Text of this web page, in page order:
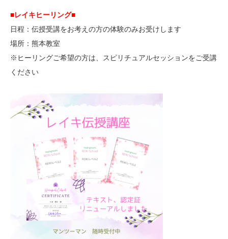
■レイキヒーリング■
日程：伝授受講をお考えの方の体験のみお受けします
場所：熊本教室
※ヒーリングご希望の方は、スピリチュアルセッションをご受講
ください